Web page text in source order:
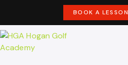
BOOK A LESSON